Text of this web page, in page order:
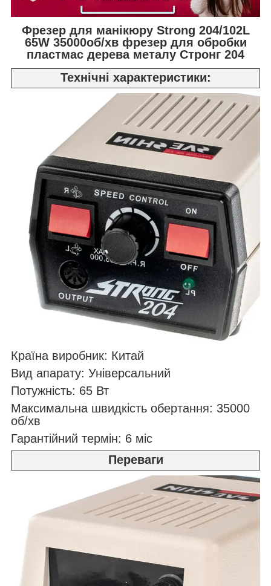
Фрезер для манікюру Strong 204/102L
65W 35000об/хв фрезер для обробки
пластмас дерева металу Стронг 204
Технічні характеристики:
Країна виробник: Китай
Вид апарату: Універсальний
Потужність: 65 Вт
Максимальна швидкість обертання: 35000
об/хв
Гарантійний термін: 6 міс
Переваги